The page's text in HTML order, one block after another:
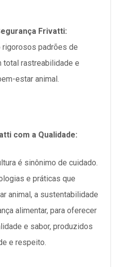
Frivatti:
rigorosos padrões de
total rastreabilidade e
estar animal.
com a Qualidade:
é sinônimo de cuidado.
e práticas que
animal, a sustentabilidade
alimentar, para oferecer
e sabor, produzidos
e respeito.